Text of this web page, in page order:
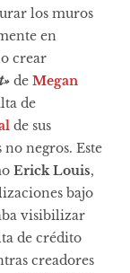
los muros
en
crear
de Megan
de
de sus
negros. Este
Erick Louis,
bajo
visibilizar
de crédito
creadores